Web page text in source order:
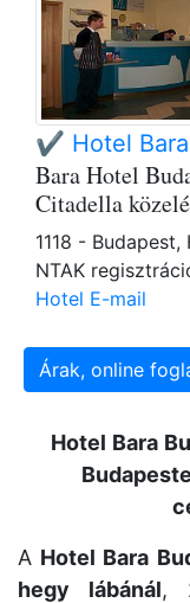
✔️ Hotel
Bara Hotel
Citadella
1118 -
NTAK
Hotel E-mail
Árak, online
Hotel Bara
A Hotel Bara
hegy
lábánál,